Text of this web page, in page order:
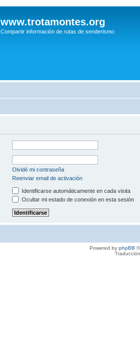
www.trotamontes.org
Compartir información de rutas de senderismo
Olvidé mi contraseña
Reenviar email de activación
Identificarse automáticamente en cada visita
Ocultar mi estado de conexión en esta sesión
Powered by phpBB